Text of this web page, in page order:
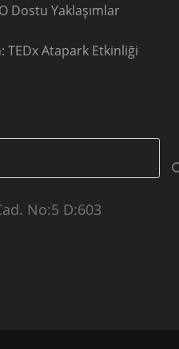
Dostu Yaklaşımlar
TEDx Atapark Etkinliği
No:5 D:603